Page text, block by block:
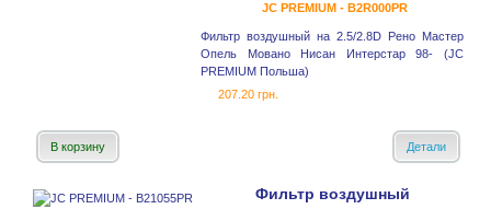
JC PREMIUM - B2R000PR
Фильтр воздушный на 2.5/2.8D Рено Мастер
Опель Мовано Нисан Интерстар 98- (JC
PREMIUM Польша)
207.20 грн.
В корзину Детали
Фильтр воздушный